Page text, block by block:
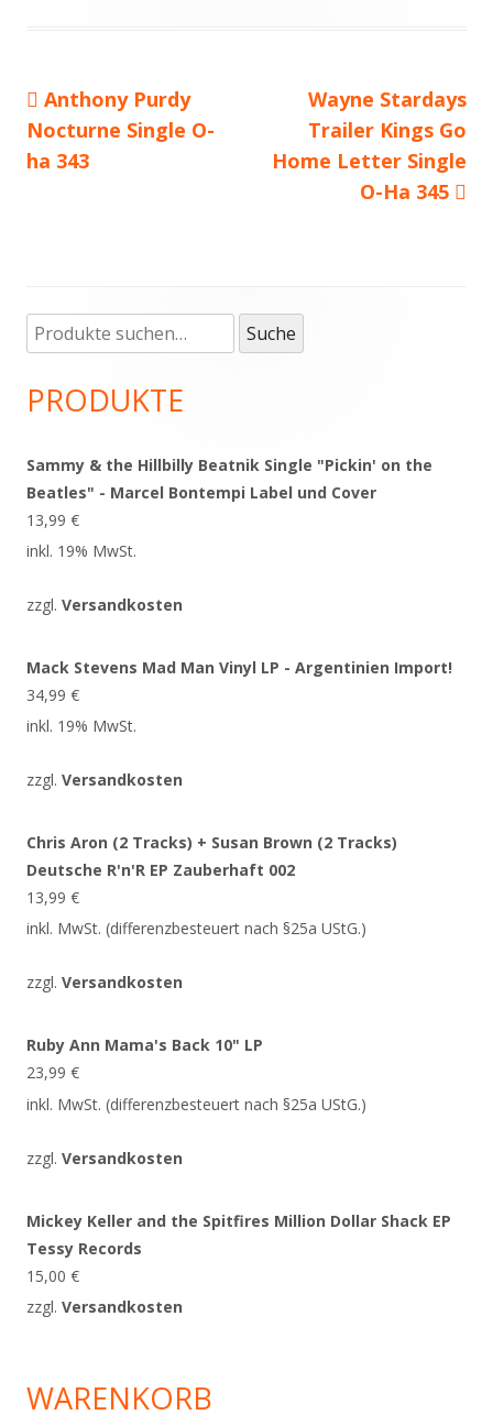
Beitragsnavigation
Vorheriger
Beitrag:
Anthony Purdy
Nocturne Single O-
ha 343
Nächster
Beitrag
Wayne Stardays
Trailer Kings Go
Home Letter Single
O-Ha 345
Haupt-
Seitenleiste
Suche
nach:
Suche
PRODUKTE
Sammy & the Hillbilly Beatnik Single "Pickin' on the
Beatles" - Marcel Bontempi Label und Cover
13,99 €
inkl. 19% MwSt.
zzgl. Versandkosten
Mack Stevens Mad Man Vinyl LP - Argentinien Import!
34,99 €
inkl. 19% MwSt.
zzgl. Versandkosten
Chris Aron (2 Tracks) + Susan Brown (2 Tracks)
Deutsche R'n'R EP Zauberhaft 002
13,99 €
inkl. MwSt. (differenzbesteuert nach §25a UStG.)
zzgl. Versandkosten
Ruby Ann Mama's Back 10" LP
23,99 €
inkl. MwSt. (differenzbesteuert nach §25a UStG.)
zzgl. Versandkosten
Mickey Keller and the Spitfires Million Dollar Shack EP
Tessy Records
15,00 €
zzgl. Versandkosten
WARENKORB